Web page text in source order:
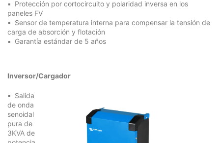
Protección por cortocircuito y polaridad inversa en los
paneles FV
Sensor de temperatura interna para compensar la tensión de
carga de absorción y flotación
Garantía estándar de 5 años
Inversor/Cargador
Salida
de onda
senoidal
pura de
3KVA de